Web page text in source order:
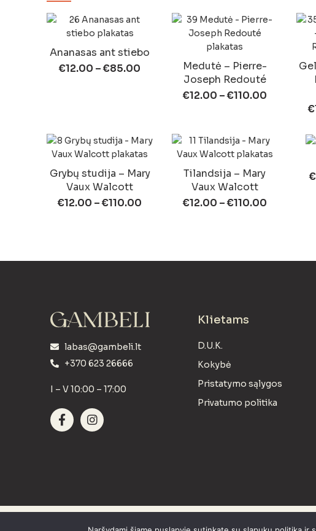
Ananasas ant stiebo
€12.00 –€85.00
Medutė – Pierre-
Joseph Redouté
€12.00 –€110.00
€
Grybų studija – Mary
Vaux Walcott
€12.00 –€110.00
Tilandsija – Mary
Vaux Walcott
€12.00 –€110.00
€
labas@gambeli.lt
+370 623 26666
I – V 10:00 – 17:00
Klietams
D.U.K.
Kokybė
Pristatymo sąlygos
Privatumo politika
GAMBELI © 2023 Visos teisės saugomos.